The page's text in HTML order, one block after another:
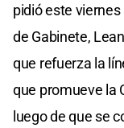
pidió este
de Gabinete,
que refuerza la
que promueve la
luego de que se